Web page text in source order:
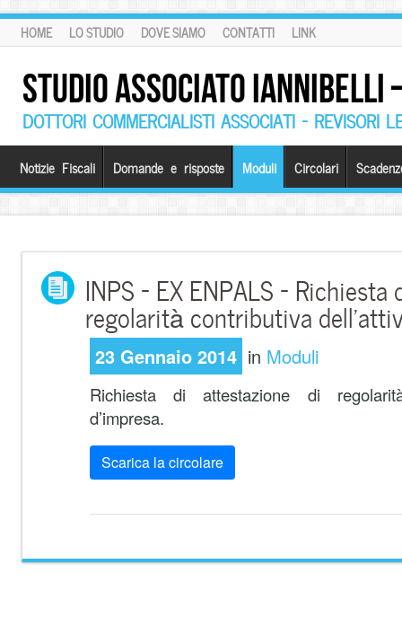
HOME LO STUDIO DOVE SIAMO CONTATTI LINK
STUDIO ASSOCIATO
DOTTORI COMMERCIALISTI ASSOCIATI – REVISORI
Notizie Fiscali Domande e risposte Moduli Circolari
INPS – EX ENPALS –
regolarità contributiva
23 Gennaio 2014 in Moduli
Richiesta di attestazione di
d’impresa.
Scarica la circolare